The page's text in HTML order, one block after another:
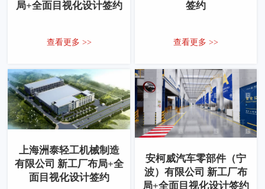
局+全面目视化设计签约
查看更多 >>
签约
查看更多 >>
上海洲泰轻工机械制造
有限公司 新工厂布局+全
面目视化设计签约
安柯威汽车零部件（宁
波）有限公司 新工厂布
局+全面目视化设计签约